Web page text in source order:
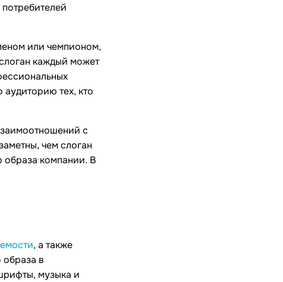
или чемпионом,
каждый может
тех, кто
с
чем слоган
образа компании. В
, а также
в
музыка и